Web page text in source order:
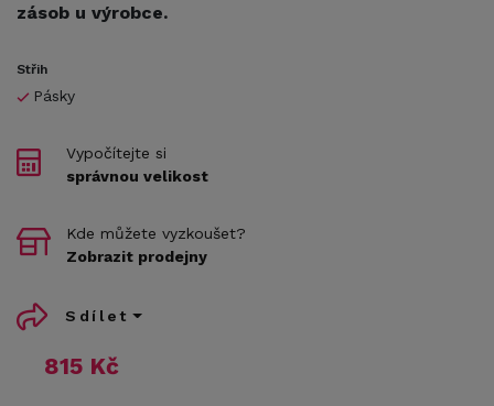
zásob u výrobce.
Střih
Pásky
815 Kč
Vypočítejte si
správnou velikost
Kde můžete vyzkoušet?
Zobrazit prodejny
Sdílet